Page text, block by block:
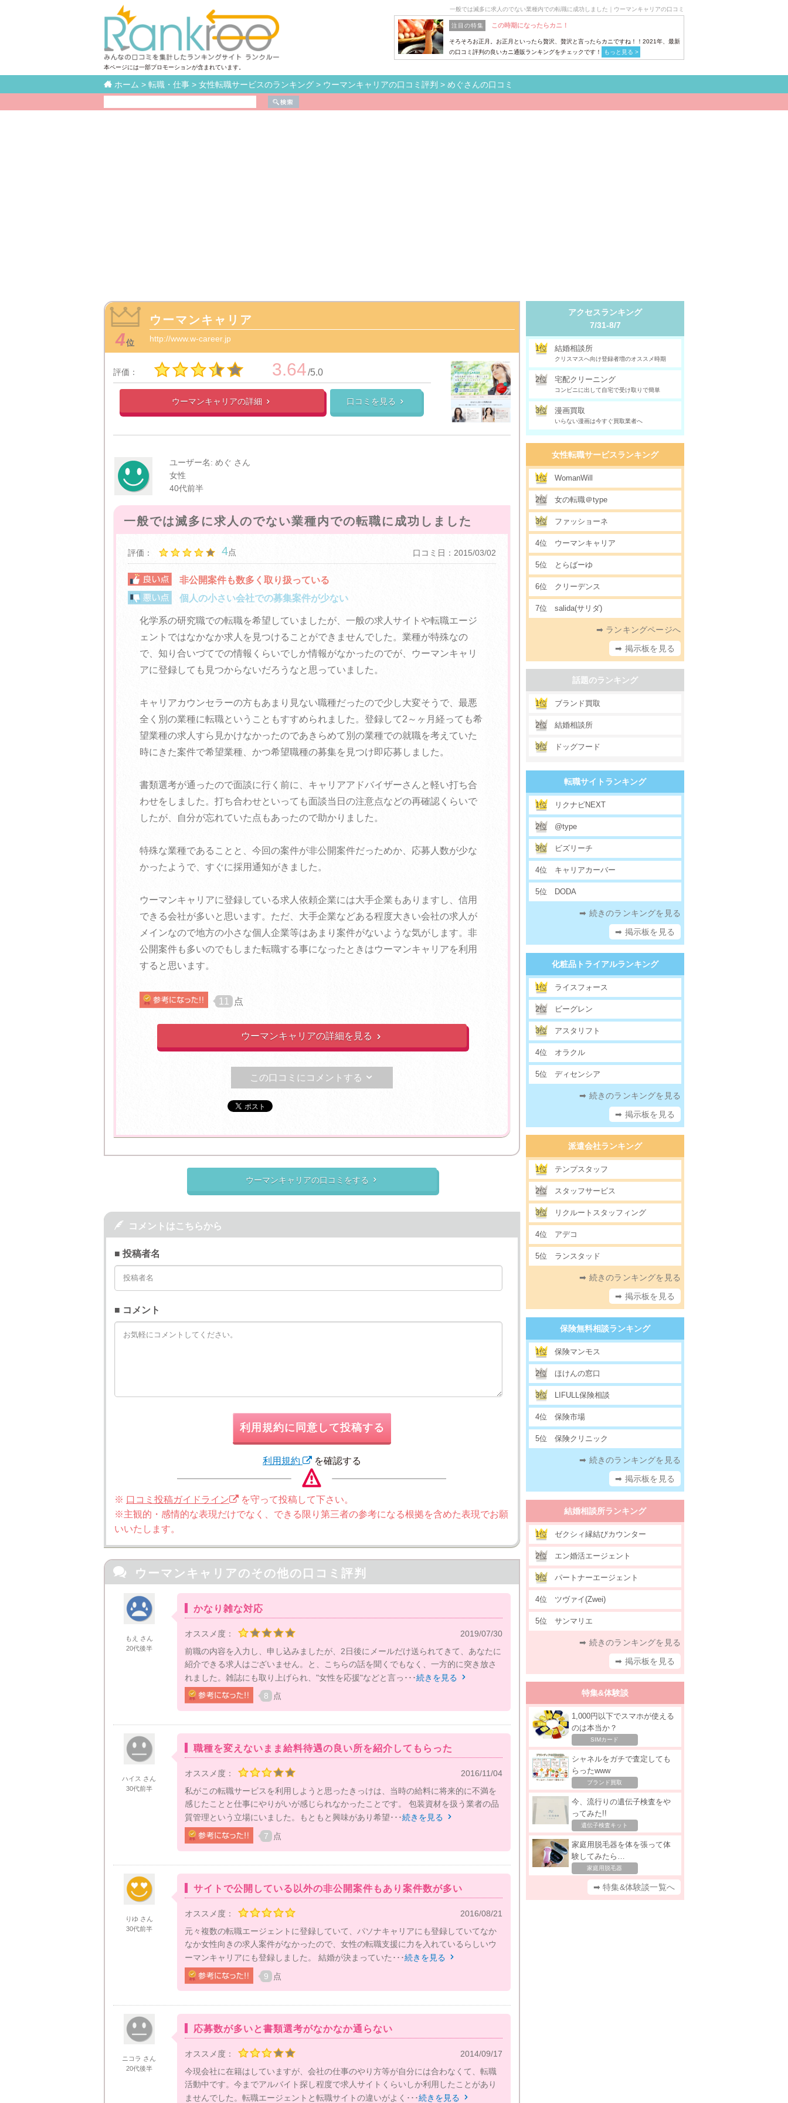
本ページには一部プロモーションが含まれています。
一般では滅多に求人のでない業種内での転職に成功しました｜ウーマンキャリアの口コミ
注目の特集 この時期になったらカニ！
そろそろお正月。お正月といったら贅沢、贅沢と言ったらカニですね！！2021年、最新
の口コミ評判の良いカニ通販ランキングをチェックです！
もっと見る >
 ホーム > 転職・仕事 > 女性転職サービスのランキング > ウーマンキャリアの口コミ評判 > めぐさんの口コミ
4位
ウーマンキャリア
http://www.w-career.jp
評価： 3.64/5.0
ウーマンキャリアの詳細  口コミを見る 
ユーザー名: めぐ さん
女性
40代前半
一般では滅多に求人のでない業種内での転職に成功しました
評価： 4点 口コミ日：2015/03/02
非公開案件も数多く取り扱っている
個人の小さい会社での募集案件が少ない
化学系の研究職での転職を希望していましたが、一般の求人サイトや転職エージ
ェントではなかなか求人を見つけることができませんでした。業種が特殊なの
で、知り合いづてでの情報くらいでしか情報がなかったのでが、ウーマンキャリ
アに登録しても見つからないだろうなと思っていました。
キャリアカウンセラーの方もあまり見ない職種だったので少し大変そうで、最悪
全く別の業種に転職ということもすすめられました。登録して2～ヶ月経っても希
望業種の求人すら見かけなかったのであきらめて別の業種での就職を考えていた
時にきた案件で希望業種、かつ希望職種の募集を見つけ即応募しました。
書類選考が通ったので面談に行く前に、キャリアアドバイザーさんと軽い打ち合
わせをしました。打ち合わせといっても面談当日の注意点などの再確認くらいで
したが、自分が忘れていた点もあったので助かりました。
特殊な業種であることと、今回の案件が非公開案件だっためか、応募人数が少な
かったようで、すぐに採用通知がきました。
ウーマンキャリアに登録している求人依頼企業には大手企業もありますし、信用
できる会社が多いと思います。ただ、大手企業などある程度大きい会社の求人が
メインなので地方の小さな個人企業等はあまり案件がないような気がします。非
公開案件も多いのでもしまた転職する事になったときはウーマンキャリアを利用
すると思います。
11 点
ウーマンキャリアの詳細を見る 
この口コミにコメントする 
ウーマンキャリアの口コミをする 
 コメントはこちらから
■ 投稿者名
■ コメント
利用規約に同意して投稿する
利用規約 を確認する
※ 口コミ投稿ガイドライン
を守って投稿して下さい。
※主観的・感情的な表現だけでなく、できる限り第三者の参考になる根拠を含めた表現でお願
いいたします。
 ウーマンキャリアのその他の口コミ評判
もえ さん
20代後半
かなり雑な対応
オススメ度：
2019/07/30
前職の内容を入力し、申し込みましたが、2日後にメールだけ送られてきて、あなたに
紹介できる求人はございません。と、こちらの話を聞くでもなく、一方的に突き放さ
れました。雑誌にも取り上げられ、"女性を応援"などと言っ･･･続きを見る 
8 点
ハイス さん
30代前半
職種を変えないまま給料待遇の良い所を紹介してもらった
オススメ度：
2016/11/04
私がこの転職サービスを利用しようと思ったきっけは、当時の給料に将来的に不満を
感じたことと仕事にやりがいが感じられなかったことです。 包装資材を扱う業者の品
質管理という立場にいました。もともと興味があり希望･･･続きを見る 
7 点
りゆ さん
30代前半
サイトで公開している以外の非公開案件もあり案件数が多い
オススメ度：
2016/08/21
元々複数の転職エージェントに登録していて、パソナキャリアにも登録していてなか
なか女性向きの求人案件がなかったので、女性の転職支援に力を入れているらしいウ
ーマンキャリアにも登録しました。 結婚が決まっていた･･･続きを見る 
9 点
ニコラ さん
20代後半
応募数が多いと書類選考がなかなか通らない
オススメ度：
2014/09/17
今現会社に在籍はしていますが、会社の仕事のやり方等が自分には合わなくて、転職
活動中です。今までアルバイト探し程度で求人サイトくらいしか利用したことがあり
ませんでした。転職エージェントと転職サイトの違いがよく･･･続きを見る 
アクセスランキング
7/31-8/7
1位 結婚相談所
クリスマスへ向け登録者増のオススメ時期
2位 宅配クリーニング
コンビニに出して自宅で受け取りで簡単
3位 漫画買取
いらない漫画は今すぐ買取業者へ
女性転職サービスランキング
1位 WomanWill
2位 女の転職＠type
3位 ファッショーネ
4位 ウーマンキャリア
5位 とらばーゆ
6位 クリーデンス
7位 salida(サリダ)
➡ ランキングページへ
➡ 掲示板を見る
話題のランキング
1位 ブランド買取
2位 結婚相談所
3位 ドッグフード
転職サイトランキング
1位 リクナビNEXT
2位 @type
3位 ビズリーチ
4位 キャリアカーバー
5位 DODA
➡ 続きのランキングを見る
➡ 掲示板を見る
化粧品トライアルランキング
1位 ライスフォース
2位 ビーグレン
3位 アスタリフト
4位 オラクル
5位 ディセンシア
➡ 続きのランキングを見る
➡ 掲示板を見る
派遣会社ランキング
1位 テンプスタッフ
2位 スタッフサービス
3位 リクルートスタッフィング
4位 アデコ
5位 ランスタッド
➡ 続きのランキングを見る
➡ 掲示板を見る
保険無料相談ランキング
1位 保険マンモス
2位 ほけんの窓口
3位 LIFULL保険相談
4位 保険市場
5位 保険クリニック
➡ 続きのランキングを見る
➡ 掲示板を見る
結婚相談所ランキング
1位 ゼクシィ縁結びカウンター
2位 エン婚活エージェント
3位 パートナーエージェント
4位 ツヴァイ(Zwei)
5位 サンマリエ
➡ 続きのランキングを見る
➡ 掲示板を見る
特集&体験談
1,000円以下でスマホが使える
のは本当か？
SIMカード
シャネルをガチで査定しても
らったwww
ブランド買取
今、流行りの遺伝子検査をや
ってみた!!
遺伝子検査キット
家庭用脱毛器を体を張って体
験してみたら…
家庭用脱毛器
➡ 特集&体験談一覧へ